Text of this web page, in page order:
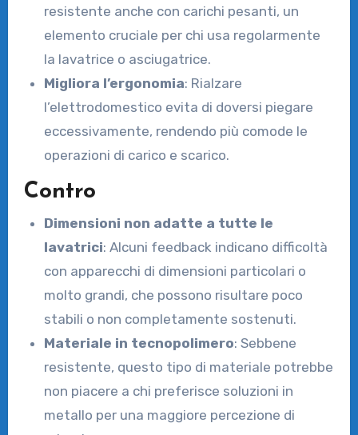
resistente anche con carichi pesanti, un
elemento cruciale per chi usa regolarmente
la lavatrice o asciugatrice.
Migliora l’ergonomia: Rialzare
l’elettrodomestico evita di doversi piegare
eccessivamente, rendendo più comode le
operazioni di carico e scarico.
Contro
Dimensioni non adatte a tutte le
lavatrici: Alcuni feedback indicano difficoltà
con apparecchi di dimensioni particolari o
molto grandi, che possono risultare poco
stabili o non completamente sostenuti.
Materiale in tecnopolimero: Sebbene
resistente, questo tipo di materiale potrebbe
non piacere a chi preferisce soluzioni in
metallo per una maggiore percezione di